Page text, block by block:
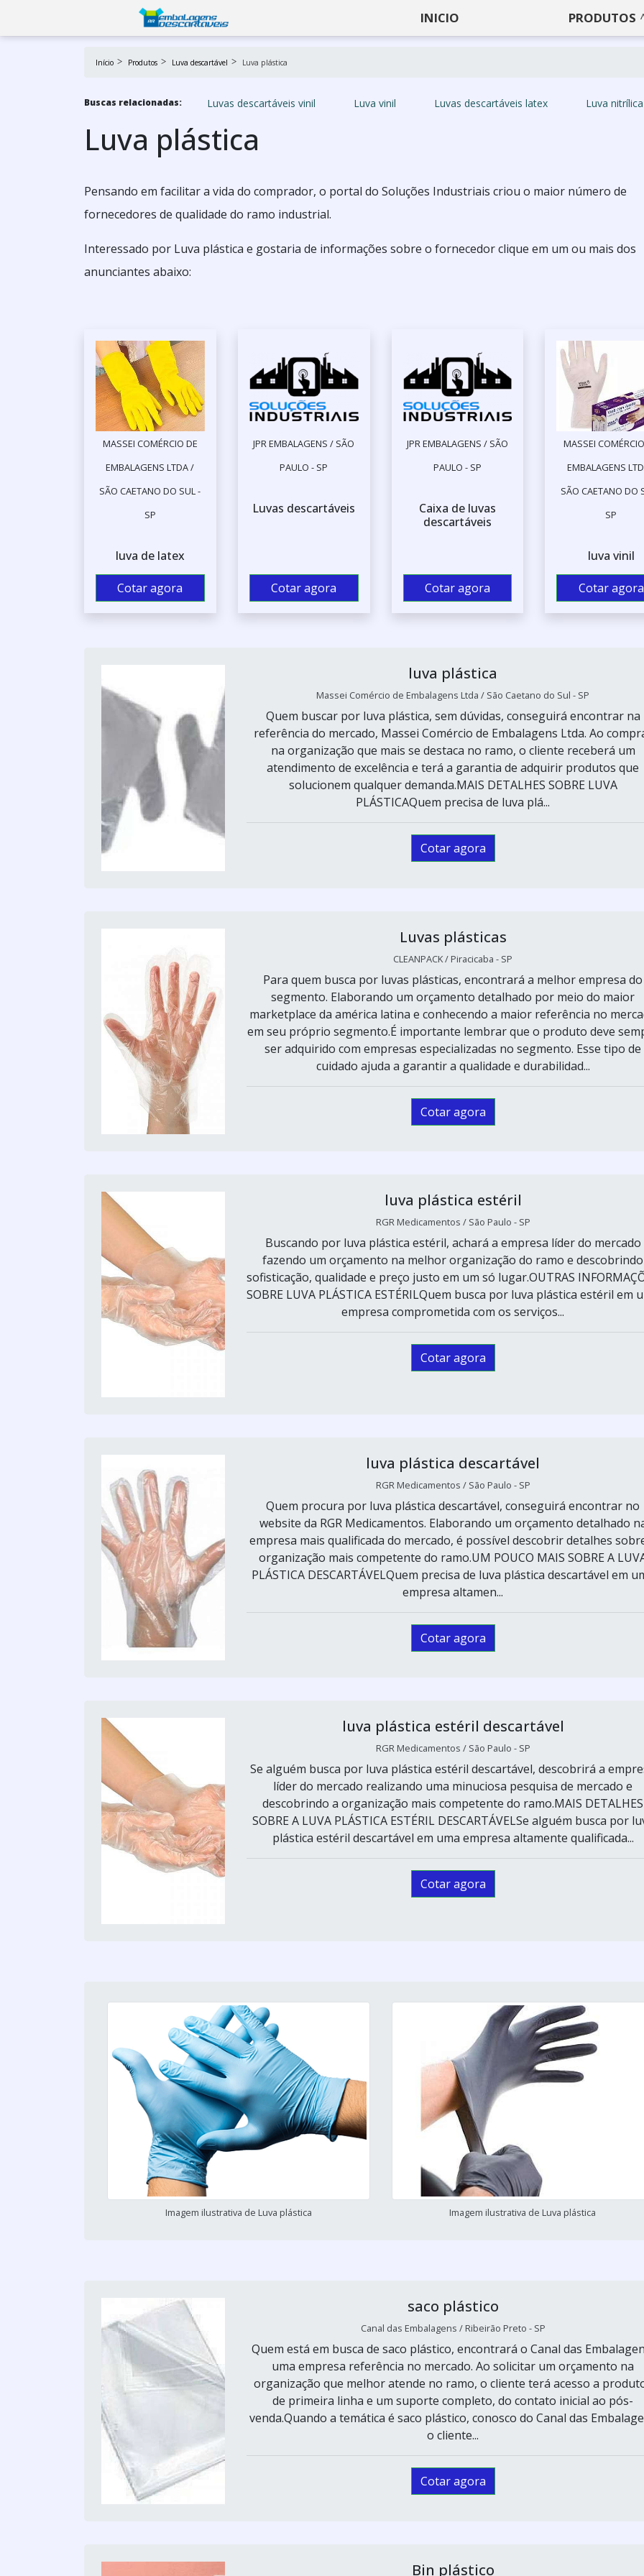
INICIO PRODUTOS
Início Produtos Luva descartável Luva plástica
Buscas relacionadas: Luvas descartáveis vinil Luva vinil Luvas descartáveis latex Luva
Luva plástica
Pensando em facilitar a vida do comprador, o portal do Soluções Industriais criou o maior número de
fornecedores de qualidade do ramo industrial.
Interessado por Luva plástica e gostaria de informações sobre o fornecedor clique em um ou mais dos
anunciantes abaixo:
MASSEI COMÉRCIO DE
EMBALAGENS LTDA /
SÃO CAETANO DO SUL -
SP
luva de latex
Cotar agora
JPR EMBALAGENS / SÃO
PAULO - SP
Luvas descartáveis
Cotar agora
JPR EMBALAGENS / SÃO
PAULO - SP
Caixa de luvas
descartáveis
Cotar agora
MASSEI
EMBALAGENS
SÃO CAETANO DO
SP
luva vinil
Cotar agora
luva plástica
Massei Comércio de Embalagens Ltda / São Caetano do Sul - SP
Quem buscar por luva plástica, sem dúvidas, conseguirá encontrar na
referência do mercado, Massei Comércio de Embalagens Ltda. Ao
na organização que mais se destaca no ramo, o cliente receberá um
atendimento de excelência e terá a garantia de adquirir produtos que
solucionem qualquer demanda.MAIS DETALHES SOBRE LUVA
PLÁSTICAQuem precisa de luva plá...
Cotar agora
Luvas plásticas
CLEANPACK / Piracicaba - SP
Para quem busca por luvas plásticas, encontrará a melhor empresa do
segmento. Elaborando um orçamento detalhado por meio do maior
marketplace da américa latina e conhecendo a maior referência no
em seu próprio segmento.É importante lembrar que o produto deve
ser adquirido com empresas especializadas no segmento. Esse tipo de
cuidado ajuda a garantir a qualidade e durabilidad...
Cotar agora
luva plástica estéril
RGR Medicamentos / São Paulo - SP
Buscando por luva plástica estéril, achará a empresa líder do mercado
fazendo um orçamento na melhor organização do ramo e descobrindo
sofisticação, qualidade e preço justo em um só lugar.OUTRAS
SOBRE LUVA PLÁSTICA ESTÉRILQuem busca por luva plástica estéril em
empresa comprometida com os serviços...
Cotar agora
luva plástica descartável
RGR Medicamentos / São Paulo - SP
Quem procura por luva plástica descartável, conseguirá encontrar no
website da RGR Medicamentos. Elaborando um orçamento detalhado
empresa mais qualificada do mercado, é possível descobrir detalhes
organização mais competente do ramo.UM POUCO MAIS SOBRE A
PLÁSTICA DESCARTÁVELQuem precisa de luva plástica descartável em
empresa altamen...
Cotar agora
luva plástica estéril descartável
RGR Medicamentos / São Paulo - SP
Se alguém busca por luva plástica estéril descartável, descobrirá a
líder do mercado realizando uma minuciosa pesquisa de mercado e
descobrindo a organização mais competente do ramo.MAIS DETALHES
SOBRE A LUVA PLÁSTICA ESTÉRIL DESCARTÁVELSe alguém busca por
plástica estéril descartável em uma empresa altamente qualificada...
Cotar agora
Imagem ilustrativa de Luva plástica Imagem ilustrativa de Luva plástica
saco plástico
Canal das Embalagens / Ribeirão Preto - SP
Quem está em busca de saco plástico, encontrará o Canal das
uma empresa referência no mercado. Ao solicitar um orçamento na
organização que melhor atende no ramo, o cliente terá acesso a
de primeira linha e um suporte completo, do contato inicial ao pós-
venda.Quando a temática é saco plástico, conosco do Canal das
o cliente...
Cotar agora
Bin plástico